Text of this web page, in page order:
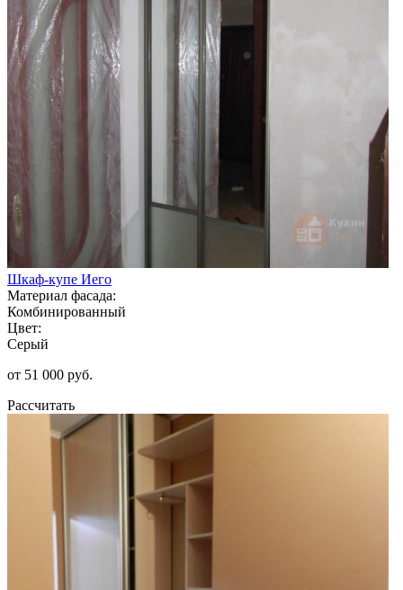
Шкаф-купе Иего
Материал фасада:
Комбинированный
Цвет:
Серый
от 51 000 руб.
Рассчитать